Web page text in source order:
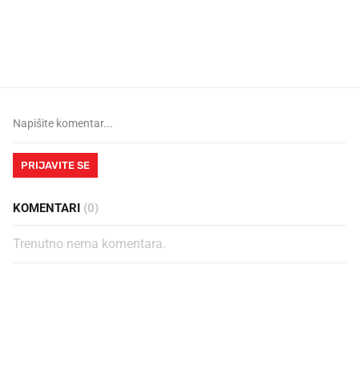
PRIJAVITE SE
KOMENTARI (0)
Trenutno nema komentara.